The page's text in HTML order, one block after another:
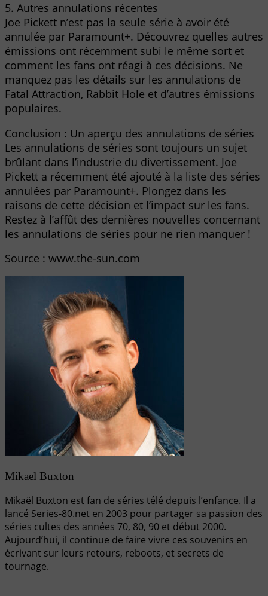
5. Autres annulations récentes
Joe Pickett n’est pas la seule série à avoir été
annulée par Paramount+. Découvrez quelles autres
émissions ont récemment subi le même sort et
comment les fans ont réagi à ces décisions. Ne
manquez pas les détails sur les annulations de
Fatal Attraction, Rabbit Hole et d’autres émissions
populaires.
Conclusion : Un aperçu des annulations de séries
Les annulations de séries sont toujours un sujet
brûlant dans l’industrie du divertissement. Joe
Pickett a récemment été ajouté à la liste des séries
annulées par Paramount+. Plongez dans les
raisons de cette décision et l’impact sur les fans.
Restez à l’affût des dernières nouvelles concernant
les annulations de séries pour ne rien manquer !
Source : www.the-sun.com
Mikael Buxton
Mikaël Buxton est fan de séries télé depuis l’enfance. Il a
lancé Series-80.net en 2003 pour partager sa passion des
séries cultes des années 70, 80, 90 et début 2000.
Aujourd’hui, il continue de faire vivre ces souvenirs en
écrivant sur leurs retours, reboots, et secrets de
tournage.